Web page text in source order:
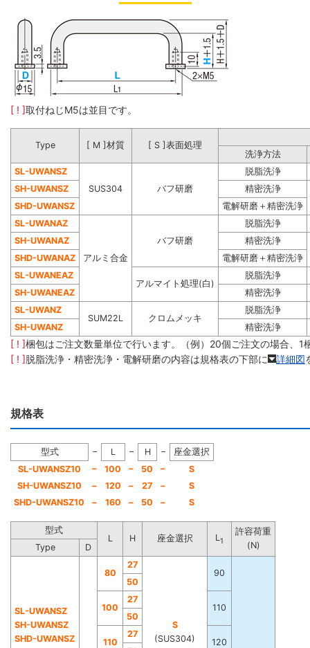
[ ! ]取付ねじM5は並目です。
Type [ M ]材質
[ S ]表面処理
洗浄方法
SL-UWANSZ
SUS304
バフ研磨
脱脂洗浄
SH-UWANSZ
精密洗浄
SHD-UWANSZ
電解研磨＋精密洗浄
SL-UWANAZ
アルミ合金
バフ研磨
脱脂洗浄
SH-UWANAZ
精密洗浄
SHD-UWANAZ
電解研磨＋精密洗浄
SL-UWANEAZ
アルマイト処理(白)
脱脂洗浄
SH-UWANEAZ
精密洗浄
SL-UWANZ
SUM22L
クロムメッキ
脱脂洗浄
SH-UWANZ
精密洗浄
[ ! ]梱包はご注文数量単位で行います。（例）20個ご注文の場合、1
[ ! ]脱脂洗浄・精密洗浄・電解研磨の内容は規格表の下部に 詳細図
規格表
型式 − L − H −
座金選択
SL-UWANSZ10
− 100 − 50 −
S
SH-UWANSZ10
− 120 − 27 −
S
SHD-UWANSZ10
− 160 − 50 − S
型式
L
H 座金選択 L 1
許容荷重
(N)
Type D
SL-UWANSZ
SH-UWANSZ
SHD-UWANSZ
80
27
S
(SUS304)
90
50
100
27
110
50
110
27
120